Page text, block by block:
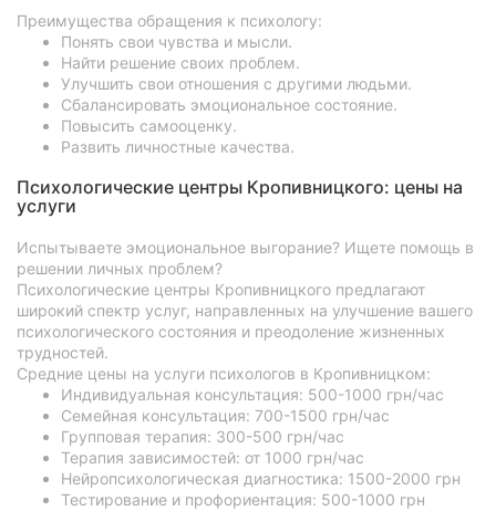
Преимущества обращения к психологу:
Понять свои чувства и мысли.
Найти решение своих проблем.
Улучшить свои отношения с другими людьми.
Сбалансировать эмоциональное состояние.
Повысить самооценку.
Развить личностные качества.
Психологические центры Кропивницкого: цены на
услуги
Испытываете эмоциональное выгорание? Ищете помощь в
решении личных проблем?
Психологические центры Кропивницкого предлагают
широкий спектр услуг, направленных на улучшение вашего
психологического состояния и преодоление жизненных
трудностей.
Средние цены на услуги психологов в Кропивницком:
Индивидуальная консультация: 500-1000 грн/час
Семейная консультация: 700-1500 грн/час
Групповая терапия: 300-500 грн/час
Терапия зависимостей: от 1000 грн/час
Нейропсихологическая диагностика: 1500-2000 грн
Тестирование и профориентация: 500-1000 грн